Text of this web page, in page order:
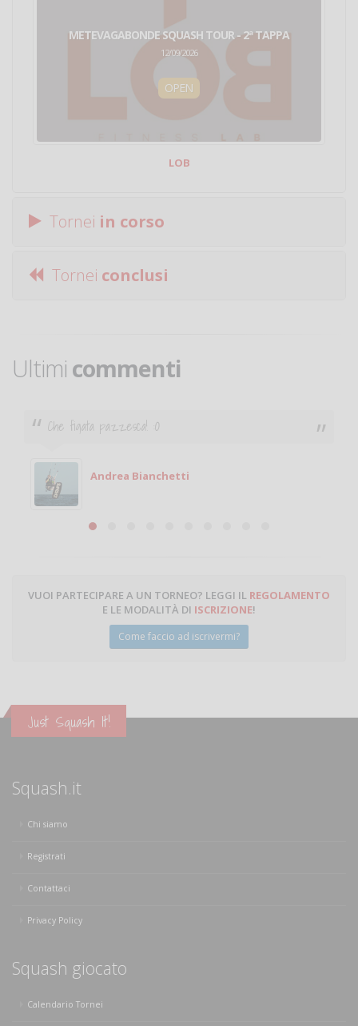
METEVAGABONDE SQUASH TOUR - 2ª TAPPA
12/09/2026
OPEN
LOB
Tornei in corso
Tornei conclusi
Ultimi commenti
Ciao. Sono a Treviglio da poco e vorrei tornare a
giocare. Se sei in zona e puoi giocare fammi sapere.
Michele
Michele Miglionico
VUOI PARTECIPARE A UN TORNEO? LEGGI IL REGOLAMENTO
E LE MODALITÀ DI ISCRIZIONE!
Come faccio ad iscrivermi?
Just Squash It!
Squash.it
Chi siamo
Registrati
Contattaci
Privacy Policy
Squash giocato
Calendario Tornei